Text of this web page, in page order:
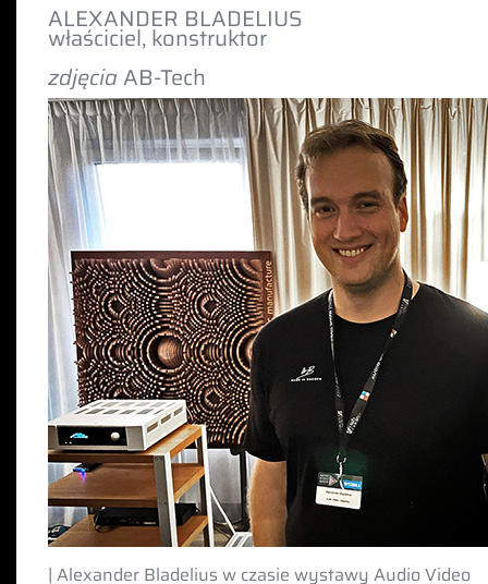
ALEXANDER BLADELIUS
właściciel, konstruktor
zdjęciaAB-Tech
| Alexander Bladelius w czasie wystawy Audio Video